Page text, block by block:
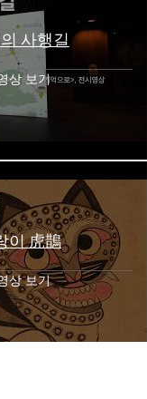
사행길
상 보기
이 虎鵲
상 보기